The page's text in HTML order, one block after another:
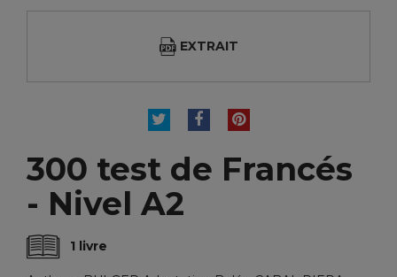
EXTRAIT
TWEETPARTAGERPINTEREST
300 test de Francés
- Nivel A2
1 livre